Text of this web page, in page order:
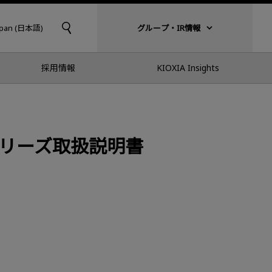
(日本語) グループ・IR情報
採用情報 KIOXIA Insights
ーズ取扱説明書